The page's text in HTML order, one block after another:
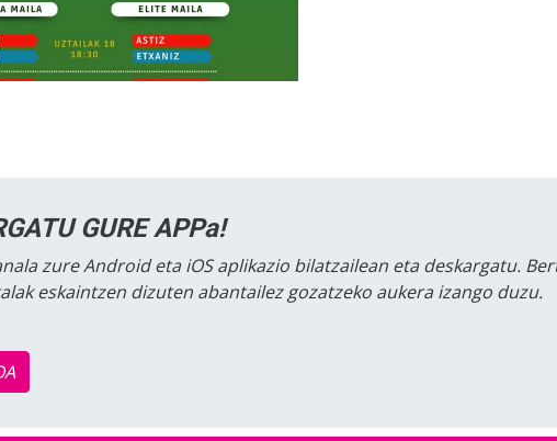
GURE APPa!
zure Android eta iOS aplikazio bilatzailean eta deskargatu.
eskaintzen dizuten abantailez gozatzeko aukera izango duzu.